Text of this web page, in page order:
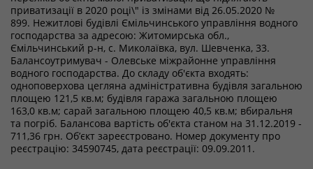
приватизації в 2020 році\" із змінами від 26.05.2020 №
899. Нежитлові будівлі Ємільчинського управління водного
господарства за адресою: Житомирська обл.,
Ємільчинський р-н, с. Миколаївка, вул. Шевченка, 33.
Балансоутримувач - Олевське міжрайонне управління
водного господарства. До складу об'єкта входять:
одноповерхова цегляна адміністративна будівля загальною
площею 121,5 кв.м; будівля гаража загальною площею
163,0 кв.м; сарай загальною площею 40,5 кв.м; вбиральня
та погріб. Балансова вартість об'єкта станом на 31.12.2019 -
711,36 грн. Об’єкт зареєстровано. Номер документу про
реєстрацію: 34590745, дата реєстрації: 09.09.2011.